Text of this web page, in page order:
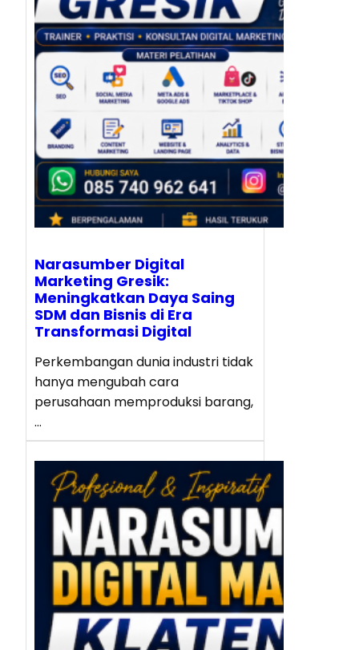
Narasumber Digital
Marketing Gresik:
Meningkatkan Daya Saing
SDM dan Bisnis di Era
Transformasi Digital
Perkembangan dunia industri tidak
hanya mengubah cara
perusahaan memproduksi barang,
…